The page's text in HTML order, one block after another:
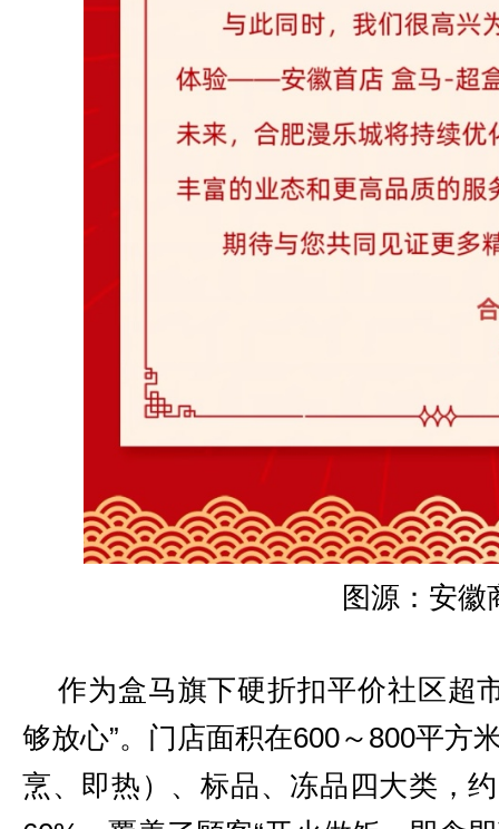
图源：安徽
作为盒马旗下硬折扣平价社区超
够放心”。门店面积在600～800平方
烹、即热）、标品、冻品四大类，